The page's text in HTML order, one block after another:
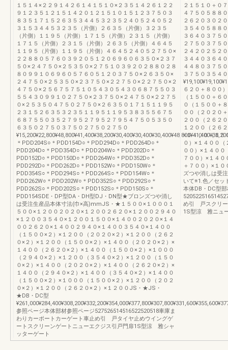
１５１４×２２９１４２６１４１５１０×２３５１４２６１２２
９１２３５１２１５１４２０１２１５１０１５１２３７５０３
８３５１７１５２６３５３４４５３２３５２４０５２４０５２
３１５３４４５３２３５（片側）２６３５（片側）３２３５
（片側）１１９５（片側）１７１５（片側）２３１５（片側）
１７１５（片側）２３１５（片側）２６３５（片側）４６４５
１１９５（片側）１１９５（片側）４６４５２４０５２７５０×
２２８８０５７６０３９２０５１２０６９６０６３５０×２３７
５０×２４７５０×２５３５０×２７５１０３９２０２８８０２８
８０９９１０６９６０５７６０５１２０３７５０×２６３５０×
２４７５０×２５３５０×２３７５０×２２７５０×２２７５０×２
４７５０×２５６７５７５１０５４３０５４３０６８７５５０３
５５４３０９９１０２７５０×２３７５０×２４７５０×２２７５
０×２５３５０４７５０２７５０×２６３５０１７１５１１９５
２３１５２６３５３２３５１１９５１１９５３８３５５６７５
６８７５５０３５２７９５２７９５２７９５４７５０５３５０
６３５０２７５０３７５０２７５０２７５０
＊PDD204S○＊PDD154D○＊PDD294D○＊PDD264D○＊
PDD204D○＊PDD354D○＊PDD204W○＊PDD202D○＊
PDD152D○＊PDD150D○＊PDD264W○＊PDD352D○＊
PDD292D○＊PDD262D○＊PDD152W○＊PDD150W○＊
PDD354S○＊PDD294S○＊PDD264S○＊PDD154W○＊
PDD262W○＊PDD202W○＊PDD352S○＊PDD292S○＊
PDD262S○＊PDD202S○＊PDD152S○＊PDD150S○＊
PDD154SDE・DP型DA・DH型DJ・DN型★ブロンズつや消し
は受注生産品本体寸法(巾×高)mmJS・★１５００×１０００１
５００×１２００２０２０×１２００２６２０×１２００２９４０
×１２００３５４０×１２００１５００×１４００２０２０×１４
００２６２０×１４００２９４０×１４００３５４０×１４００
（１５００×２）×１２００（２０２０×２）×１２００（２６２
０×２）×１２００（１５００×２）×１４００（２０２０×２）×
１４００（２６２０×２）×１４００（１５００×２）×１０００
（２９４０×２）×１２００（３５４０×２）×１２００（１５０
０×２）×１４００（２０２０×２）×１４００（２６２０×２）×
１４００（２９４０×２）×１４００（３５４０×２）×１４００
（１５００×２）×１０００（１５００×２）×１２００（２０２
０×２）×１２００（２６２０×２）×１２００JS・★JS・
★DB・DC型
参照ページ本体部材参照ページ527526514516522520518車庫ま
わりカーポートカーゲート車止め引 戸タイヤ止めウイングゲ
ートスクリーンゲートニューエクジス引戸門扉1S型涼 雅シャ
ッターゲート
２１５１０＋０
４７５０５８８
２６２０３０２
３５４０５８８
３６４０３７５
２７５０３７５
２４２０２５２
３４４０３６４
４４８０３７５
３７５０３５４
６２０＋８００
（１５００＋６
０（１５００＋
００（２０２０
２００（２６２
１２００（２６
×１４００（１５
０）×１４００
００）×１４０
７００）×１４
＋７００）×１
ズつや消しは受
いて※1.色／セッ
本体DB・DC型
め引 戸スクリー
1S型涼 雅ニュ